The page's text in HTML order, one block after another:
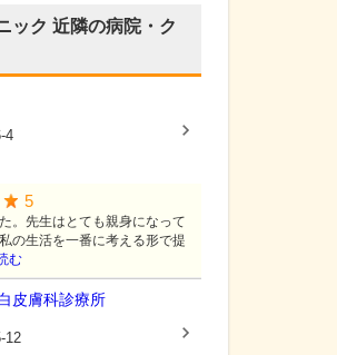
ック 近隣の病院・ク
4
5
。先生はとても親身になって
の生活を一番に考える形で提
む
皮膚科診療所
12